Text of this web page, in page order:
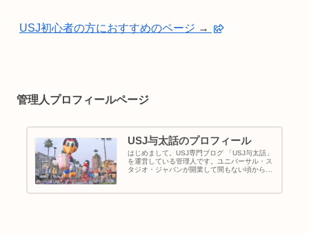
USJ初心者の方におすすめのページ →
管理人プロフィールページ
USJ与太話のプロフィール
はじめまして。USJ専門ブログ 「USJ与太話」
を運営している管理人です。ユニバーサル・ス
タジオ・ジャパンが開業して間もない頃からパ
ました。パークを歩き...